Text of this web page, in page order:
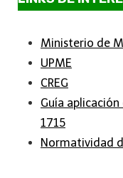
Ministerio de
UPME
CREG
Guía
1715
Normatividad